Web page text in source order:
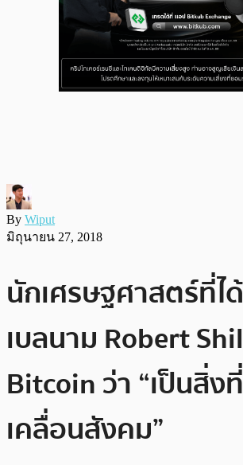
By Wiput
มิถุนายน 27, 2018
นักเศรษฐศาสตร์ที่ไ
เบลนาม Robert
Bitcoin ว่า “เป็นสิ่ง
เคลื่อนสังคม”